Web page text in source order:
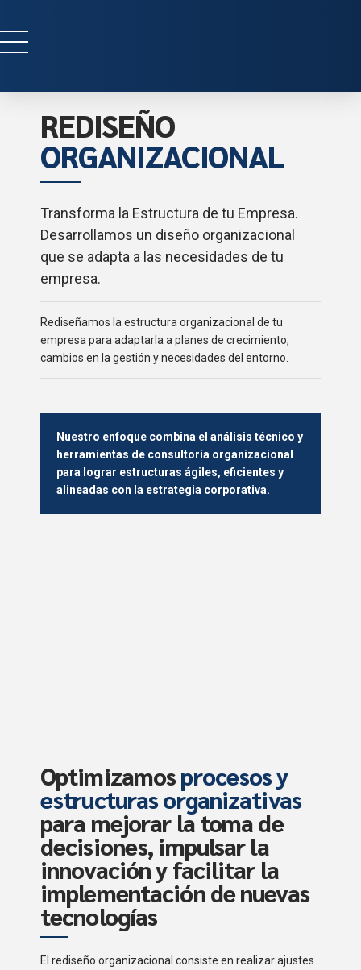
REDISEÑO
ORGANIZACIONAL
Transforma la Estructura de tu Empresa.
Desarrollamos un diseño organizacional
que se adapta a las necesidades de tu
empresa.
Rediseñamos la estructura organizacional de tu
empresa para adaptarla a planes de crecimiento,
cambios en la gestión y necesidades del entorno.
Nuestro enfoque combina el análisis técnico y
herramientas de consultoría organizacional
para lograr estructuras ágiles, eficientes y
alineadas con la estrategia corporativa.
Optimizamosprocesos y
estructuras organizativas
para mejorar la toma de
decisiones, impulsar la
innovación y facilitar la
implementación de nuevas
tecnologías
El rediseño organizacional consiste en realizar ajustes